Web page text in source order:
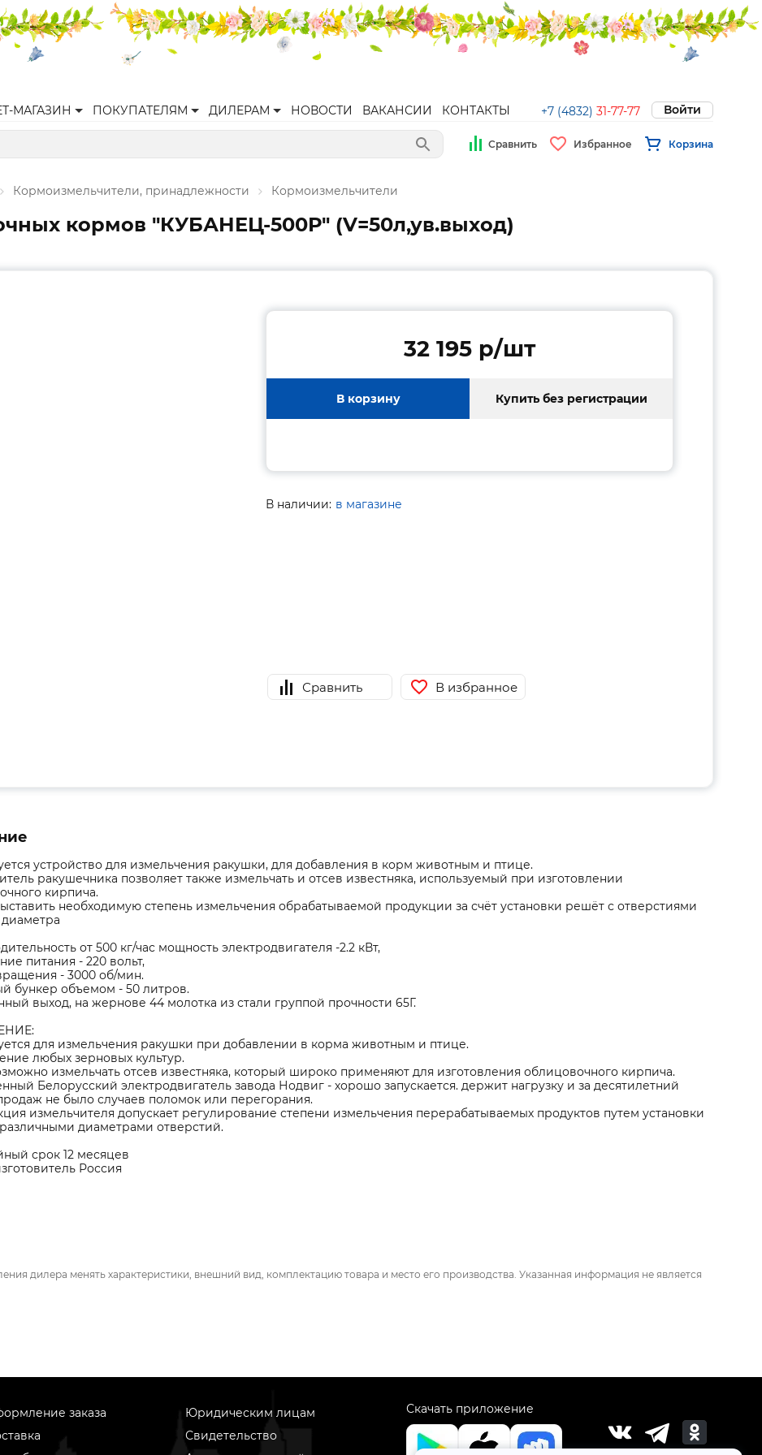
МАГАЗИН ПОКУПАТЕЛЯМ ДИЛЕРАМ НОВОСТИ ВАКАНСИИ КОНТАКТЫ +7 (4832) 31-77-77 Войти
Сравнить Избранное Корзина
Кормоизмельчители, принадлежности Кормоизмельчители
кормов "КУБАНЕЦ-500Р" (V=50л,ув.выход)
32 195 p/шт
В корзину Купить без регистрации
В наличии: в магазине
Сравнить В избранное
устройство для измельчения ракушки, для добавления в корм животным и птице.
ракушечника позволяет также измельчать и отсев известняка, используемый при изготовлении
кирпича.
необходимую степень измельчения обрабатываемой продукции за счёт установки решёт с отверстиями
от 500 кг/час мощность электродвигателя -2.2 кВт,
питания - 220 вольт,
- 3000 об/мин.
бункер объемом - 50 литров.
выход, на жернове 44 молотка из стали группой прочности 65Г.
для измельчения ракушки при добавлении в корма животным и птице.
любых зерновых культур.
измельчать отсев известняка, который широко применяют для изготовления облицовочного кирпича.
Белорусский электродвигатель завода Нодвиг - хорошо запускается. держит нагрузку и за десятилетний
не было случаев поломок или перегорания.
измельчителя допускает регулирование степени измельчения перерабатываемых продуктов путем установки
диаметрами отверстий.
срок 12 месяцев
Россия
дилера менять характеристики, внешний вид, комплектацию товара и место его производства. Указанная информация не является
заказа
Юридическим лицам
Свидетельство
Скачать приложение